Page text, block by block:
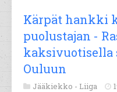
Kärpät hankki
puolustajan -
kaksivuotisella
Ouluun
Jääkiekko - Liiga